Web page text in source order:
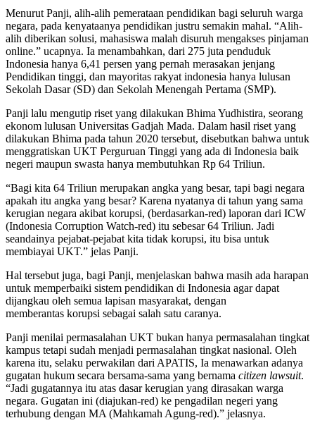
Menurut Panji, alih-alih pemerataan pendidikan bagi seluruh warga
negara, pada kenyataanya pendidikan justru semakin mahal. “Alih-
alih diberikan solusi, mahasiswa malah disuruh mengakses pinjaman
online.” ucapnya. Ia menambahkan, dari 275 juta penduduk
Indonesia hanya 6,41 persen yang pernah merasakan jenjang
Pendidikan tinggi, dan mayoritas rakyat indonesia hanya lulusan
Sekolah Dasar (SD) dan Sekolah Menengah Pertama (SMP).
Panji lalu mengutip riset yang dilakukan Bhima Yudhistira, seorang
ekonom lulusan Universitas Gadjah Mada. Dalam hasil riset yang
dilakukan Bhima pada tahun 2020 tersebut, disebutkan bahwa untuk
menggratiskan UKT Perguruan Tinggi yang ada di Indonesia baik
negeri maupun swasta hanya membutuhkan Rp 64 Triliun.
“Bagi kita 64 Triliun merupakan angka yang besar, tapi bagi negara
apakah itu angka yang besar? Karena nyatanya di tahun yang sama
kerugian negara akibat korupsi, (berdasarkan-red) laporan dari ICW
(Indonesia Corruption Watch-red) itu sebesar 64 Triliun. Jadi
seandainya pejabat-pejabat kita tidak korupsi, itu bisa untuk
membiayai UKT.” jelas Panji.
Hal tersebut juga, bagi Panji, menjelaskan bahwa masih ada harapan
untuk memperbaiki sistem pendidikan di Indonesia agar dapat
dijangkau oleh semua lapisan masyarakat, dengan
memberantas korupsi sebagai salah satu caranya.
Panji menilai permasalahan UKT bukan hanya permasalahan tingkat
kampus tetapi sudah menjadi permasalahan tingkat nasional. Oleh
karena itu, selaku perwakilan dari APATIS, Ia menawarkan adanya
gugatan hukum secara bersama-sama yang bernama citizen lawsuit.
“Jadi gugatannya itu atas dasar kerugian yang dirasakan warga
negara. Gugatan ini (diajukan-red) ke pengadilan negeri yang
terhubung dengan MA (Mahkamah Agung-red).” jelasnya.